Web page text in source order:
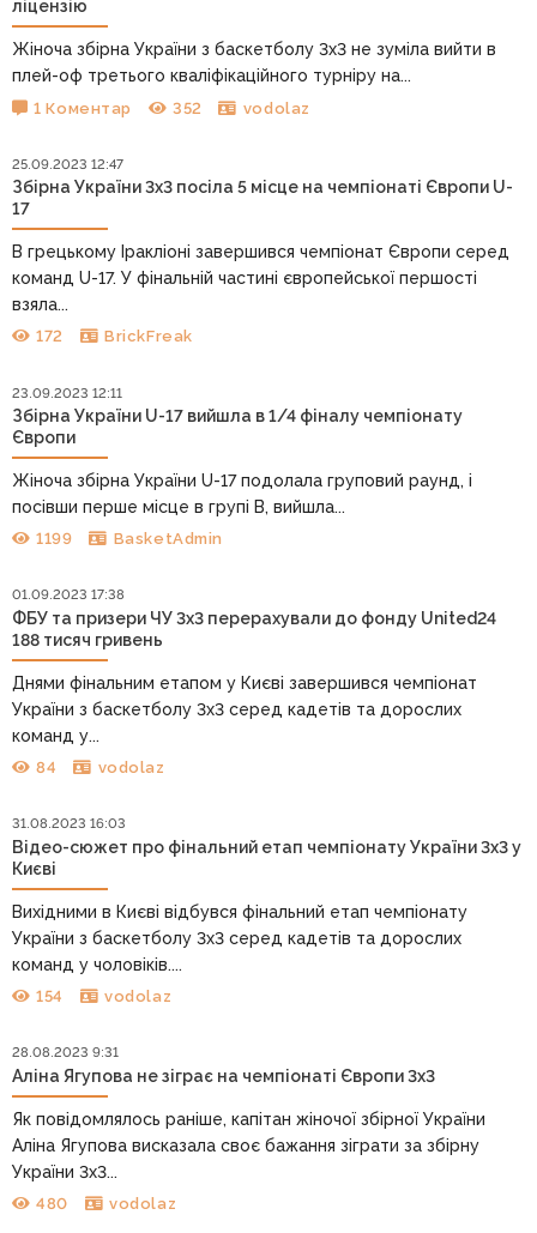
ліцензію
Жіноча збірна України з баскетболу 3х3 не зуміла вийти в
плей-оф третього кваліфікаційного турніру на...
1 Коментар 352 vodolaz
25.09.2023 12:47
Збірна України 3х3 посіла 5 місце на чемпіонаті Європи U-
17
В грецькому Іракліоні завершився чемпіонат Європи серед
команд U-17. У фінальній частині європейської першості
взяла...
172 BrickFreak
23.09.2023 12:11
Збірна України U-17 вийшла в 1/4 фіналу чемпіонату
Європи
Жіноча збірна України U-17 подолала груповий раунд, і
посівши перше місце в групі В, вийшла...
1199 BasketAdmin
01.09.2023 17:38
ФБУ та призери ЧУ 3х3 перерахували до фонду United24
188 тисяч гривень
Днями фінальним етапом у Києві завершився чемпіонат
України з баскетболу 3х3 серед кадетів та дорослих
команд у...
84 vodolaz
31.08.2023 16:03
Відео-сюжет про фінальний етап чемпіонату України 3х3 у
Києві
Вихідними в Києві відбувся фінальний етап чемпіонату
України з баскетболу 3х3 серед кадетів та дорослих
команд у чоловіків....
154 vodolaz
28.08.2023 9:31
Аліна Ягупова не зіграє на чемпіонаті Європи 3х3
Як повідомлялось раніше, капітан жіночої збірної України
Аліна Ягупова висказала своє бажання зіграти за збірну
України 3х3...
480 vodolaz